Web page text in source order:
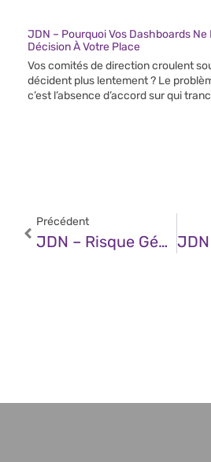
JDN – Pourquoi Vos Dashboards
Décision À Votre Place
Vos comités de direction croulent
décident plus lentement ? Le
c’est l’absence d’accord sur qui
Précédent
JDN – Risque Géopolitique : Des RSSI Alertés Mais Désarmés